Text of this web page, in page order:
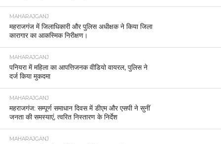
MAHARAJGANJ
महराजगंज में जिलाधिकारी और पुलिस अधीक्षक ने किया जिला
कारागार का आकस्मिक निरीक्षण।
MAHARAJGANJ
पनियरा में महिला का आपत्तिजनक वीडियो वायरल, पुलिस ने
दर्ज किया मुकदमा
MAHARAJGANJ
महराजगंज: सम्पूर्ण समाधान दिवस में डीएम और एसपी ने सुनीं
जनता की समस्याएं, त्वरित निस्तारण के निर्देश
MAHARAJGANJ